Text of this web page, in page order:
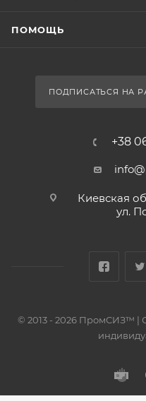
ПОМОЩЬ
ПОДПИСАТЬСЯ НА
+38
Киевская
ул.
© 2013 - 2026 ПромСИЗ™ |